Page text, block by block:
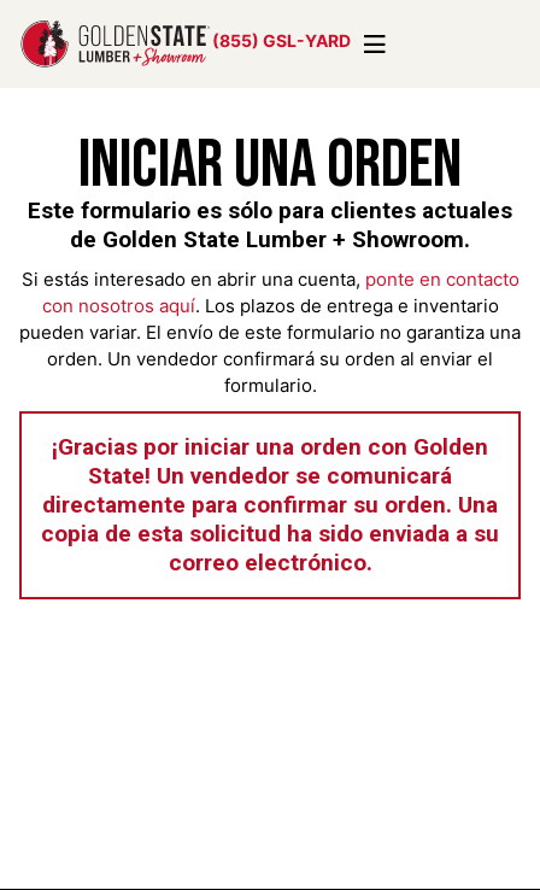
(855) GSL-YARD
Iniciar Una Orden
Este formulario es sólo para clientes actuales
de Golden State Lumber + Showroom.
Si estás interesado en abrir una cuenta, ponte en contacto
con nosotros aquí. Los plazos de entrega e inventario
pueden variar. El envío de este formulario no garantiza una
orden. Un vendedor confirmará su orden al enviar el
formulario.
¡Gracias por iniciar una orden con Golden
State! Un vendedor se comunicará
directamente para confirmar su orden. Una
copia de esta solicitud ha sido enviada a su
correo electrónico.